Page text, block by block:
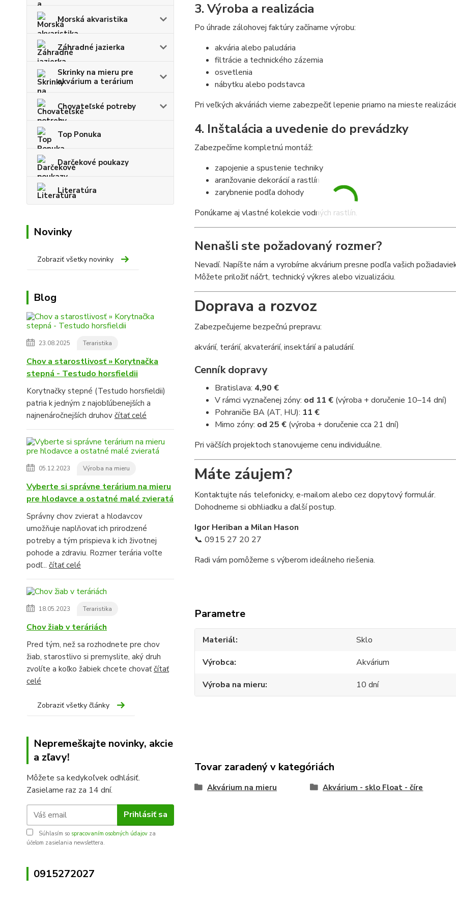
Morská akvaristika
Záhradné jazierka
Skrinky na mieru pre
akvárium a terárium
Chovateľské potreby
Top Ponuka
Darčekové poukazy
Literatúra
Novinky
Zobraziť všetky novinky
Blog
23.08.2025 Teraristika
Chov a starostlivosť » Korytnačka
stepná - Testudo horsfieldii
Korytnačky stepné (Testudo horsfieldii)
patria k jedným z najobľúbenejších a
najnenáročnejších druhov čítať celé
05.12.2023 Výroba na mieru
Vyberte si správne terárium na mieru
pre hlodavce a ostatné malé zvieratá
Správny chov zvierat a hlodavcov
umožňuje naplňovať ich prirodzené
potreby a tým prispieva k ich životnej
pohode a zdraviu. Rozmer terária voľte
podľ... čítať celé
18.05.2023 Teraristika
Chov žiab v teráriách
Pred tým, než sa rozhodnete pre chov
žiab, starostlivo si premyslite, aký druh
zvolíte a koľko žabiek chcete chovaťčítať
celé
Zobraziť všetky články
Nepremeškajte novinky, akcie
a zľavy!
Môžete sa kedykoľvek odhlásiť.
Zasielame raz za 14 dní.
Prihlásiť sa
Súhlasím so spracovaním osobných údajov za
účelom zasielania newslettera.
0915272027
3. Výroba a realizácia
Po úhrade zálohovej faktúry začíname výrobu:
akvária alebo paludária
filtrácie a technického zázemia
osvetlenia
nábytku alebo podstavca
Pri veľkých akváriách vieme zabezpečiť lepenie priamo na mieste
4. Inštalácia a uvedenie do prevádzky
Zabezpečíme kompletnú montáž:
zapojenie a spustenie techniky
aranžovanie dekorácií a rastlín
zarybnenie podľa dohody
Ponúkame aj vlastné kolekcie vodných rastlín.
Nenašli ste požadovaný rozmer?
Nevadí. Napíšte nám a vyrobíme akvárium presne podľa vašich
Môžete priložiť náčrt, technický výkres alebo vizualizáciu.
Doprava a rozvoz
Zabezpečujeme bezpečnú prepravu:
akvárií, terárií, akvaterárií, insektárií a paludárií.
Cenník dopravy
Bratislava: 4,90 €
V rámci vyznačenej zóny: od 11 €(výroba + doručenie 10–14 dní)
Pohraničie BA (AT, HU): 11 €
Mimo zóny: od 25 €(výroba + doručenie cca 21 dní)
Pri väčších projektoch stanovujeme cenu individuálne.
Máte záujem?
Kontaktujte nás telefonicky, e-mailom alebo cez dopytový formulár.
Dohodneme si obhliadku a ďalší postup.
Igor Heriban a Milan Hason
📞 0915 27 20 27
Radi vám pomôžeme s výberom ideálneho riešenia.
Parametre
Materiál
Sklo
Výrobca
Akvárium
Výroba na mieru
10 dní
Tovar zaradený v kategóriách
Akvárium na mieru Akvárium - sklo Float - číre